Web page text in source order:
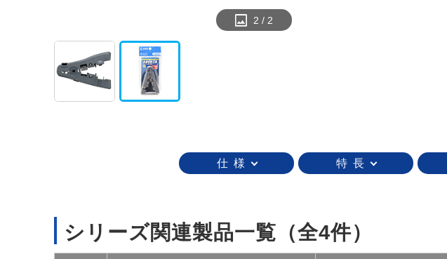
2 / 2
仕 様 特 長
シリーズ関連製品一覧 （全4件）